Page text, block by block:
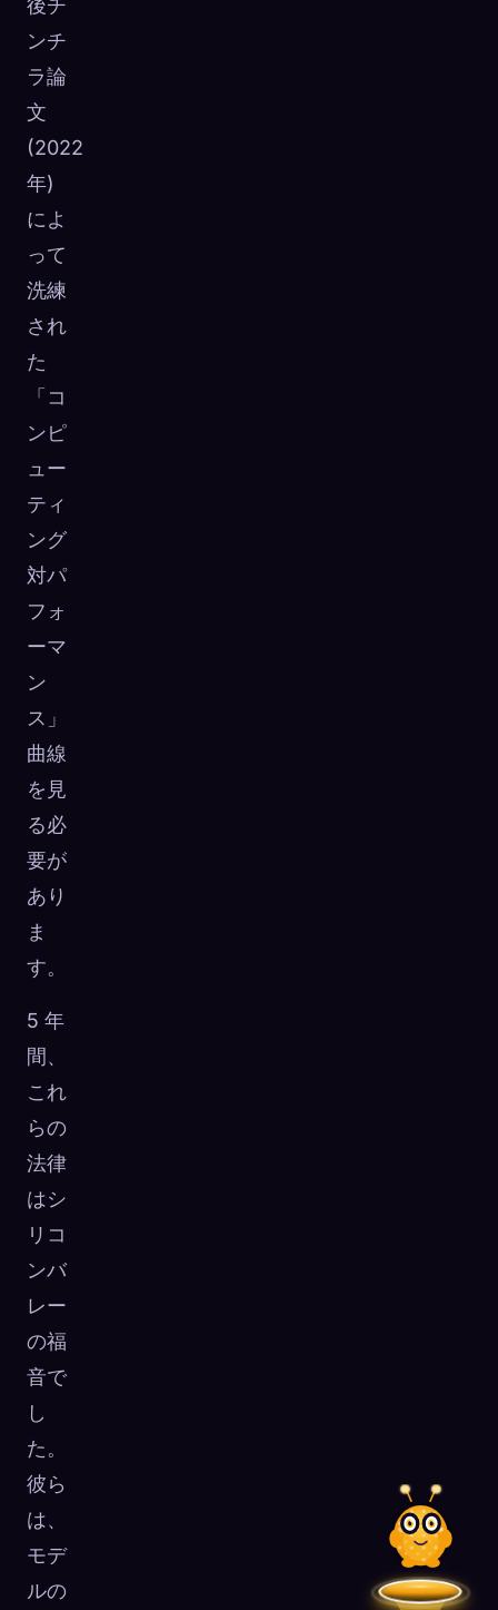
後チ
ンチ
ラ論
文
(2022
年)
によ
って
洗練
され
た
「コ
ンピ
ュー
ティ
ング
対パ
フォ
ーマ
ン
ス」
曲線
を見
る必
要が
あり
ま
す。
5 年
間、
これ
らの
法律
はシ
リコ
ンバ
レー
の福
音で
し
た。
彼ら
は、
モデ
ルの